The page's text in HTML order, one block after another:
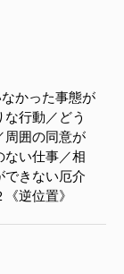
かった事態が
行動／どう
周囲の同意が
ない仕事／相
できない厄介
逆位置》